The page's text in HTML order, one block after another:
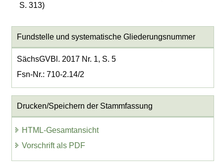
S. 313)
Fundstelle und systematische Gliederungsnummer
SächsGVBl. 2017 Nr. 1, S. 5
Fsn-Nr.: 710-2.14/2
Drucken/Speichern der Stammfassung
HTML-Gesamtansicht
Vorschrift als PDF